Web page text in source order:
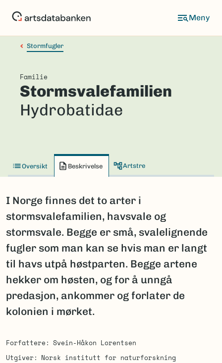
Stormfugler
Familie
Stormsvalefamilien
Hydrobatidae
Oversikt Beskrivelse Artstre
I Norge finnes det to arter i
stormsvalefamilien, havsvale og
stormsvale. Begge er små, svalelignende
fugler som man kan se hvis man er langt
til havs utpå høstparten. Begge artene
hekker om høsten, og for å unngå
predasjon, ankommer og forlater de
kolonien i mørket.
Forfattere
Svein-Håkon Lorentsen
Utgiver
Norsk institutt for naturforskning